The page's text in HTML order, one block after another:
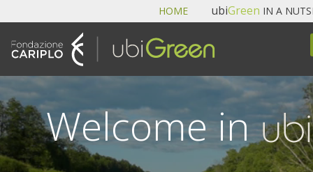
content.
to
navigation
Navigazione
HOME ubiGreen IN A
Welcome in